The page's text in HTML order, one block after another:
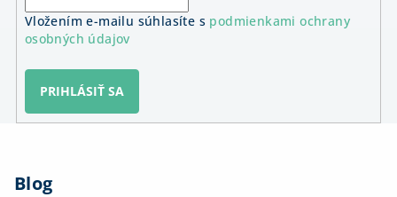
Vložením e-mailu súhlasíte s podmienkami ochrany
osobných údajov
PRIHLÁSIŤ SA
Blog